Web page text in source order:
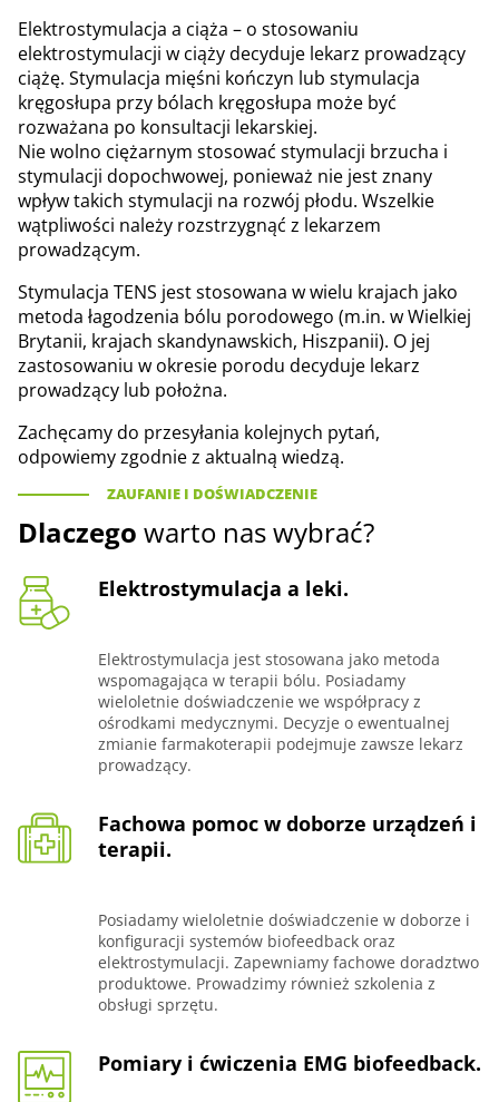
Elektrostymulacja a ciąża – o stosowaniu
elektrostymulacji w ciąży decyduje lekarz prowadzący
ciążę. Stymulacja mięśni kończyn lub stymulacja
kręgosłupa przy bólach kręgosłupa może być
rozważana po konsultacji lekarskiej.
Nie wolno ciężarnym stosować stymulacji brzucha i
stymulacji dopochwowej, ponieważ nie jest znany
wpływ takich stymulacji na rozwój płodu. Wszelkie
wątpliwości należy rozstrzygnąć z lekarzem
prowadzącym.
Stymulacja TENS jest stosowana w wielu krajach jako
metoda łagodzenia bólu porodowego (m.in. w Wielkiej
Brytanii, krajach skandynawskich, Hiszpanii). O jej
zastosowaniu w okresie porodu decyduje lekarz
prowadzący lub położna.
Zachęcamy do przesyłania kolejnych pytań,
odpowiemy zgodnie z aktualną wiedzą.
ZAUFANIE I DOŚWIADCZENIE
Dlaczego warto nas wybrać?
Elektrostymulacja a leki.
Elektrostymulacja jest stosowana jako metoda
wspomagająca w terapii bólu. Posiadamy
wieloletnie doświadczenie we współpracy z
ośrodkami medycznymi. Decyzje o ewentualnej
zmianie farmakoterapii podejmuje zawsze lekarz
prowadzący.
Fachowa pomoc w doborze urządzeń i
terapii.
Posiadamy wieloletnie doświadczenie w doborze i
konfiguracji systemów biofeedback oraz
elektrostymulacji. Zapewniamy fachowe doradztwo
produktowe. Prowadzimy również szkolenia z
obsługi sprzętu.
Pomiary i ćwiczenia EMG biofeedback.